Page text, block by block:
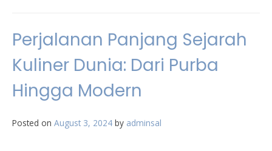
Perjalanan Panjang Sejarah
Kuliner Dunia: Dari Purba
Hingga Modern
Posted on August 3, 2024 by adminsal